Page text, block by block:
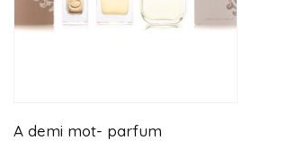
A demi mot- parfum